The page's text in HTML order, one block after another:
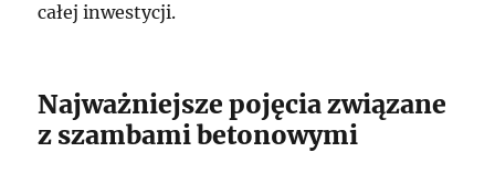
całej inwestycji.
Najważniejsze pojęcia związane
z szambami betonowymi